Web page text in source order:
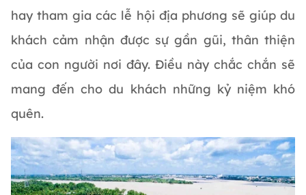
hay tham gia các lễ hội địa phương sẽ giúp du
khách cảm nhận được sự gần gũi, thân thiện
của con người nơi đây. Điều này chắc chắn sẽ
mang đến cho du khách những kỷ niệm khó
quên.